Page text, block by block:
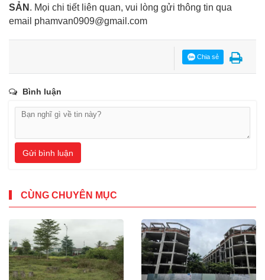
SẢN . Mọi chi tiết liên quan, vui lòng gửi thông tin qua
email phamvan0909@gmail.com
Chia sẻ
Bình luận
Gửi bình luận
CÙNG CHUYÊN MỤC